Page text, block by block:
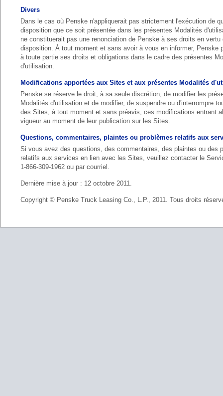
Divers
Dans le cas où Penske n'appliquerait pas strictement l'exécution de
disposition que ce soit présentée dans les présentes Modalités
ne constituerait pas une renonciation de Penske à ses droits en vertu
disposition. À tout moment et sans avoir à vous en informer, Penske
à toute partie ses droits et obligations dans le cadre des présentes
d'utilisation.
Modifications apportées aux Sites et aux présentes Modalités
Penske se réserve le droit, à sa seule discrétion, de modifier les
Modalités d'utilisation et de modifier, de suspendre ou d'interrompre
des Sites, à tout moment et sans préavis, ces modifications entrant
vigueur au moment de leur publication sur les Sites.
Questions, commentaires, plaintes ou problèmes relatifs aux
Si vous avez des questions, des commentaires, des plaintes ou des
relatifs aux services en lien avec les Sites, veuillez contacter le
1-866-309-1962 ou par courriel.
Dernière mise à jour : 12 octobre 2011.
Copyright © Penske Truck Leasing Co., L.P., 2011. Tous droits